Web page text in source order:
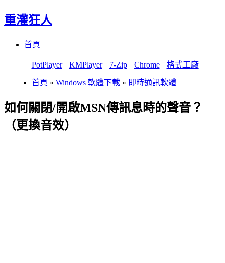
重灌狂人
首頁
PotPlayer KMPlayer 7-Zip Chrome 格式工廠
首頁 » Windows 軟體下載 » 即時通訊軟體
如何關閉/開啟MSN傳訊息時的聲音？
（更換音效）